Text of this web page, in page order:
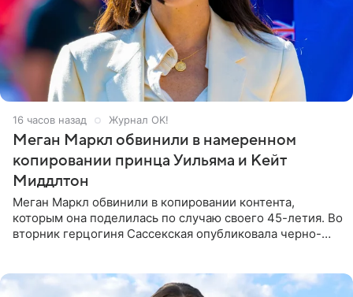
16 часов назад Журнал OK!
Меган Маркл обвинили в намеренном
копировании принца Уильяма и Кейт
Миддлтон
Меган Маркл обвинили в копировании контента,
которым она поделилась по случаю своего 45-летия. Во
вторник герцогиня Сассекская опубликовала черно-